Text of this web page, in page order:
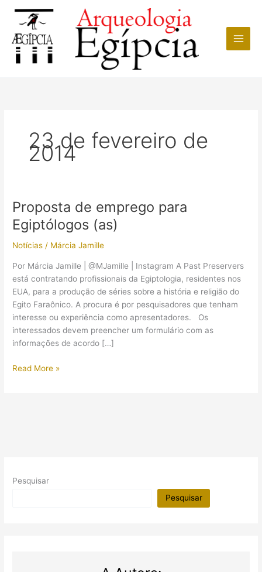
conteúdo
23 de fevereiro de
2014
Proposta de emprego para
Egiptólogos (as)
Notícias / Márcia Jamille
Por Márcia Jamille | @MJamille | Instagram A Past Preservers
está contratando profissionais da Egiptologia, residentes nos
EUA, para a produção de séries sobre a história e religião do
Egito Faraônico. A procura é por pesquisadores que tenham
interesse ou experiência como apresentadores. Os
interessados devem preencher um formulário com as
informações de acordo […]
Proposta
Read More »
Pesquisar
Pesquisar